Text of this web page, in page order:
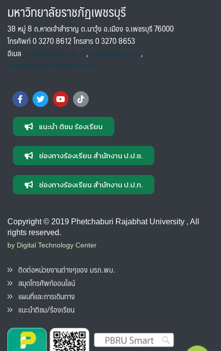
มหาวิทยาลัยราชภัฏเพชรบุรี
38 หมู่ 8 ถ.หาดเจ้าสำราญ ต.นาวุ้ง อ.เมือง จ.เพชรบุรี 76000
โทรศัพท์ 0 3270 8612 โทรสาร 0 3270 8653
อีเมล saraban@pbru.ac.th, info@pbru.ac.th,
international@mail.pbru.ac.th
แนะนำ ติชม ร้องเรียน
ช่องทางร้องเรียน สำนักงาน ป.ป.ช.
ช่องทางร้องเรียน สำนักงาน ป.ป.ท.
Copyright © 2019 Phetchaburi Rajabhat University , All
rights reserved.
by Digital Technology Center
ติดต่อหน่วยงานต่างๆของ มรภ.พบ.
สมุดโทรศัพท์ออนไลน์
แผนที่และการเดินทาง
แนะนำติชม/ร้องเรียน